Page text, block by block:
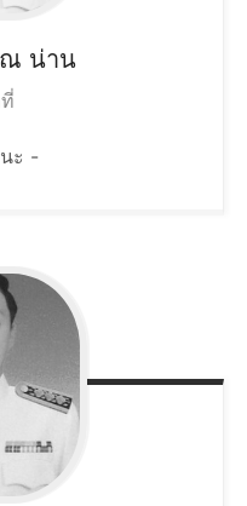
ณ น่าน
ะ -